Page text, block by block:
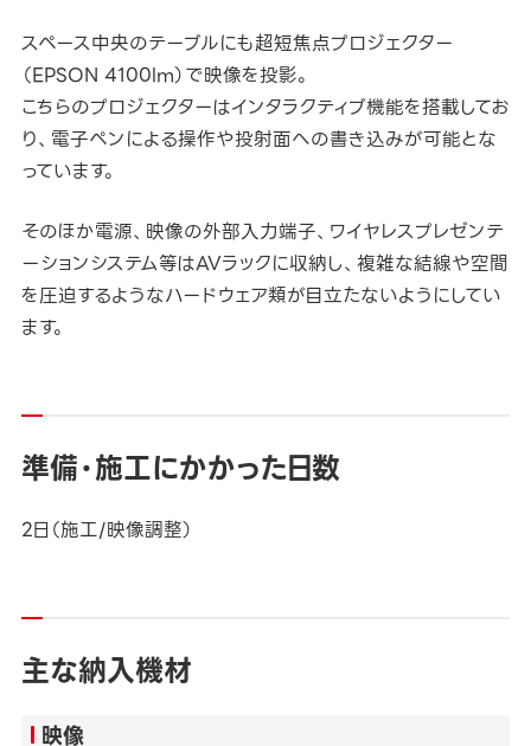
スペース中央のテーブルにも超短焦点プロジェクター
（EPSON 4100lm）で映像を投影。
こちらのプロジェクターはインタラクティブ機能を搭載してお
り、電子ペンによる操作や投射面への書き込みが可能とな
っています。
そのほか電源、映像の外部入力端子、ワイヤレスプレゼンテ
ーションシステム等はAVラックに収納し、複雑な結線や空間
を圧迫するようなハードウェア類が目立たないようにしてい
ます。
準備・施工にかかった日数
2日（施工/映像調整）
主な納入機材
映像